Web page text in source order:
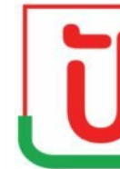
Popular